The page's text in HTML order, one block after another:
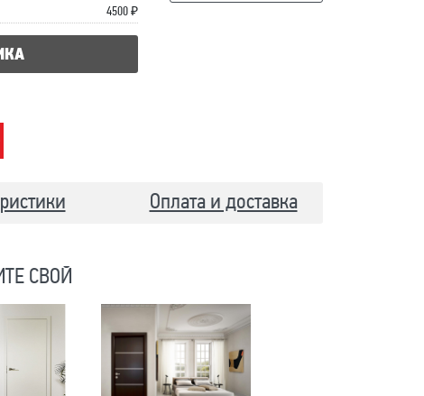
4500 ₽
Оплата и доставка
СВОЙ